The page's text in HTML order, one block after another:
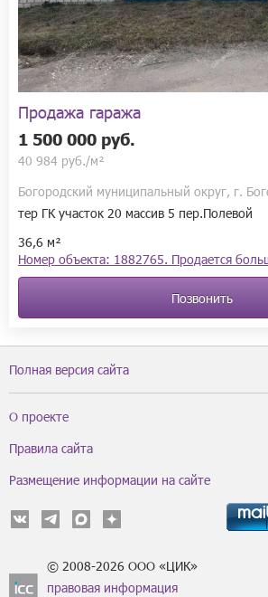
Продажа гаража
1 500 000 руб.
40 984 руб./м²
Богородский муниципальный округ, г.
тер ГК участок 20 массив 5 пер.Полевой
36,6 м²
Номер объекта: 1882765. Продается
Позвонить
Полная версия сайта
О проекте
Правила сайта
Размещение информации на сайте
© 2008-2026 ООО «ЦИК»
правовая информация